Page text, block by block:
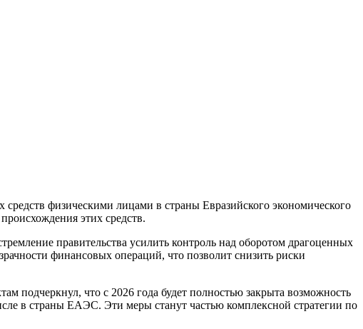
физическими лицами в страны Евразийского экономического
этих средств.
правительства усилить контроль над оборотом драгоценных
финансовых операций, что позволит снизить риски
подчеркнул, что с 2026 года будет полностью закрыта возможность
в страны ЕАЭС. Эти меры станут частью комплексной стратегии по